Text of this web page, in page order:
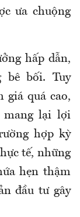
ưa chuộng
hấp dẫn,
bê bối. Tuy
giá quá cao,
mang lại lợi
hợp kỳ
tế, những
hẹn thậm
đầu tư gây